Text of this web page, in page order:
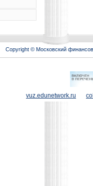
Copyright © Московский
vuz.edunetwork.ru